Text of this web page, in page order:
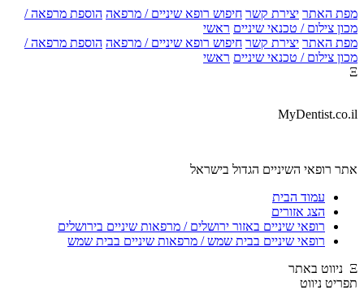
מפת האתר יצירת קשר חיפוש רופא שיניים / מרפאה הוספת מרפאה /
מכון צילום / טכנאי שיניים ראשי
מפת האתר יצירת קשר חיפוש רופא שיניים / מרפאה הוספת מרפאה /
מכון צילום / טכנאי שיניים ראשי
Ξ
MyDentist.co.il
אתר רופאי השיניים הגדול בישראל
עמוד הבית
הצג אזורים
רופאי שיניים באזור ירושלים / מרפאות שיניים בירושלים
רופאי שיניים בבית שמש / מרפאות שיניים בבית שמש
Ξ ניווט באתר
תפריט ניווט